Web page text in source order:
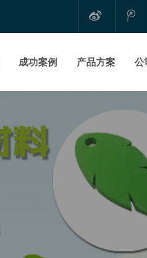
成功案例 产品方案 公